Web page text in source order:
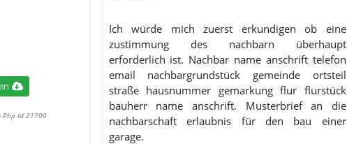
Php Id 21700
Ich würde mich zuerst erkundigen ob eine
zustimmung des nachbarn überhaupt
erforderlich ist. Nachbar name anschrift telefon
email nachbargrundstück gemeinde ortsteil
straße hausnummer gemarkung flur flurstück
bauherr name anschrift. Musterbrief an die
nachbarschaft erlaubnis für den bau einer
garage.